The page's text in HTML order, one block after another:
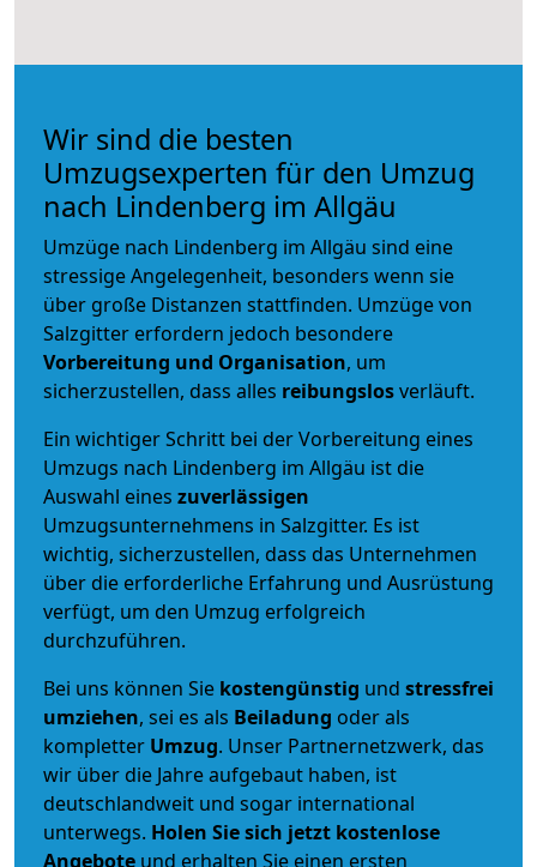
Wir sind die besten
Umzugsexperten für den Umzug
nach Lindenberg im Allgäu
Umzüge nach Lindenberg im Allgäu sind eine
stressige Angelegenheit, besonders wenn sie
über große Distanzen stattfinden. Umzüge von
Salzgitter erfordern jedoch besondere
Vorbereitung und Organisation, um
sicherzustellen, dass alles reibungslosverläuft.
Ein wichtiger Schritt bei der Vorbereitung eines
Umzugs nach Lindenberg im Allgäu ist die
Auswahl eines zuverlässigen
Umzugsunternehmens in Salzgitter. Es ist
wichtig, sicherzustellen, dass das Unternehmen
über die erforderliche Erfahrung und Ausrüstung
verfügt, um den Umzug erfolgreich
durchzuführen.
Bei uns können Sie kostengünstig und stressfrei
umziehen, sei es als Beiladung oder als
kompletter Umzug. Unser Partnernetzwerk, das
wir über die Jahre aufgebaut haben, ist
deutschlandweit und sogar international
unterwegs. Holen Sie sich jetzt kostenlose
Angebote und erhalten Sie einen ersten